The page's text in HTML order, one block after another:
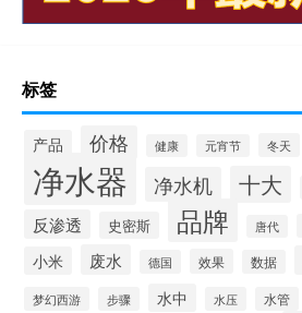
标签
产品 价格 健康 元宵节 冬天
净水器 净水机 十大
反渗透 史密斯 品牌 唐代
小米
废水 德国 效果 数据
梦幻西游 步骤 水中 水压 水管